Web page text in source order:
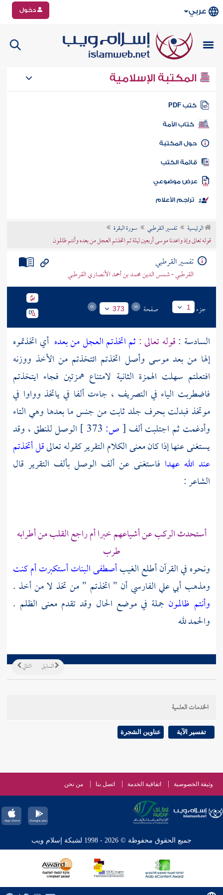
عربي دخول
المكتبة الإسلامية
كتب PDF
كتاب الأمة
المكتبة
الكتب
موضوعي
تراجم الأعلام
الرئيسية تفسير القرطبي
سورة البقرة
قوله تعالى وإذ واعدنا موسى أربعين ليلة ثم اتخذتم العجل من بعده وأنتم ظالمون
تفسير القرطبي
القرطبي - شمس الدين محمد بن أحمد الأنصاري القرطبي
جزء 1 صفحة 373
السادسة :قوله تعالى :ثم اتخذتم العجل من بعده أي اتخذتموه
إلها من بعدموسى وأصل اتخذتم ائتخذتم من الأخذ ووزنه
افتعلتم سهلت الهمزة الثانية لامتناع همزتين فجاء ايتخذتم
فاضطربت الياء في التصريف ، جاءت ألفا في ياتخذ وواوا في
موتخذ فبدلت بحرف جلد ثابت من جنس ما بعدها وهي التاء
وأدغمت ثم اجتلبت ألف [ص:
الوصل للنطق ، وقد
يستغنى عنها إذا كان معنى الكلام التقرير كقوله تعالىقل أتخذتم
عند الله عهدا فاستغنى عن ألف الوصل بألف التقرير قال
الشاعر :
أستحدث الركب عن أشياعهم خبرا أم راجع القلب من أطرابه
طرب
ونحوه في القرآن أطلع الغيبأصطفى البناتأستكبرت أم كنت
ومذهب أبي علي الفارسيأن " اتخذتم " من تخذ لا من أخذ .
وأنتم ظالمون جملة في موضع الحال وقد تقدم معنى الظلم .
والحمد لله
التالي السابق
الخدمات العلمية
تفسير الآية عناوين الشجرة
وثيقة الخصوصية اتفاقية الخدمة اتصل بنا من نحن
جميع الحقوق محفوظة © 2026 - 1998 لشبكة إسلام ويب